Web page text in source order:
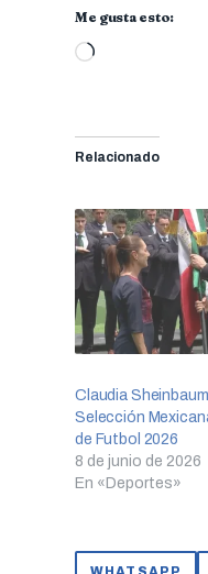
Me gusta esto:
Cargando...
Relacionado
Claudia
Selección
de Futbol 2026
8 de junio de 2026
En «Deportes»